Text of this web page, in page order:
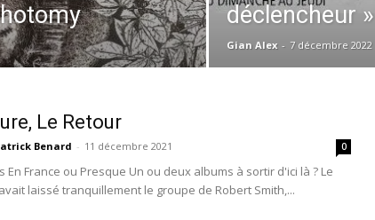
déclencheur »
Gian Alex - 7 décembre 2022
Le Retour
Benard - 11 décembre 2021 0
En France ou Presque Un ou deux albums à sortir d'ici là ? Le
laissé tranquillement le groupe de Robert Smith,...